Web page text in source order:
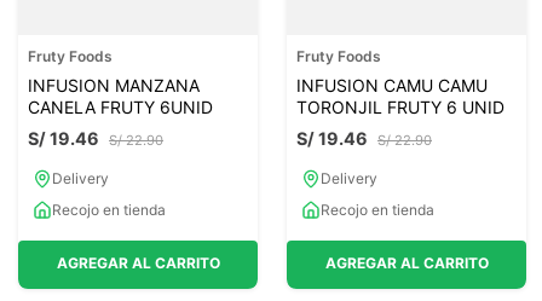
Fruty Foods
INFUSION MANZANA
CANELA FRUTY 6UNID
S/ 22.90
S/19.46
Delivery
Recojo en tienda
AGREGAR AL CARRITO
Fruty Foods
INFUSION CAMU CAMU
TORONJIL FRUTY 6 UNID
S/ 22.90
S/19.46
Delivery
Recojo en tienda
AGREGAR AL CARRITO